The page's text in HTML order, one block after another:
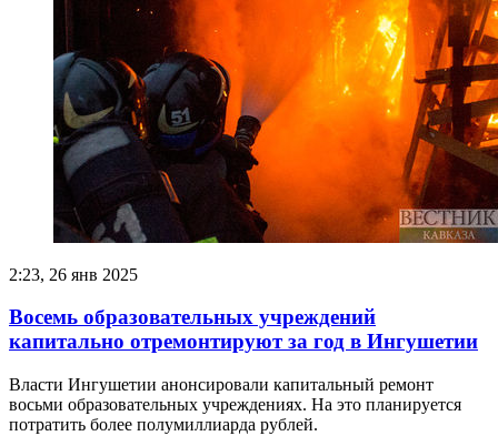
2:23, 26 янв 2025
Восемь образовательных учреждений
капитально отремонтируют за год в Ингушетии
Власти Ингушетии анонсировали капитальный ремонт
восьми образовательных учреждениях. На это планируется
потратить более полумиллиарда рублей.